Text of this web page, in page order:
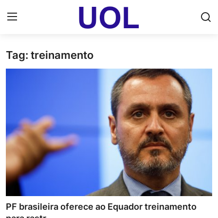
Login
UOL ADS
Uol pt Bate Papo Gratis
Mundo
Economia
Dólar Cotação de Hoje
Tag: treinamento
PF brasileira oferece ao Equador treinamento